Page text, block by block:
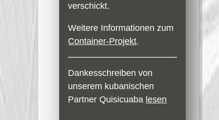
verschickt.
Weitere Informationen zum
Container-Projekt.
Dankesschreiben von
unserem kubanischen
Partner Quisicuaba lesen